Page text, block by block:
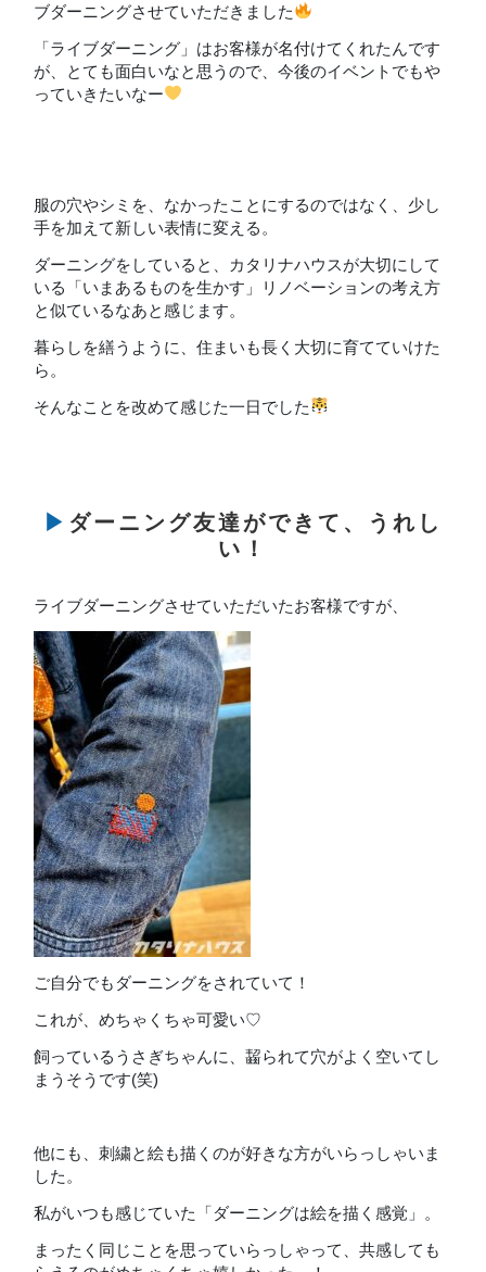
ブダーニングさせていただきました
「ライブダーニング」はお客様が名付けてくれたんです
が、とても面白いなと思うので、今後のイベントでもや
っていきたいなー
服の穴やシミを、なかったことにするのではなく、少し
手を加えて新しい表情に変える。
ダーニングをしていると、カタリナハウスが大切にして
いる「いまあるものを生かす」リノベーションの考え方
と似ているなあと感じます。
暮らしを繕うように、住まいも長く大切に育てていけた
ら。
そんなことを改めて感じた一日でした
▶ダーニング友達ができて、うれし
い！
ライブダーニングさせていただいたお客様ですが、
ご自分でもダーニングをされていて！
これが、めちゃくちゃ可愛い♡
飼っているうさぎちゃんに、齧られて穴がよく空いてし
まうそうです(笑)
他にも、刺繍と絵も描くのが好きな方がいらっしゃいま
した。
私がいつも感じていた「ダーニングは絵を描く感覚」。
まったく同じことを思っていらっしゃって、共感しても